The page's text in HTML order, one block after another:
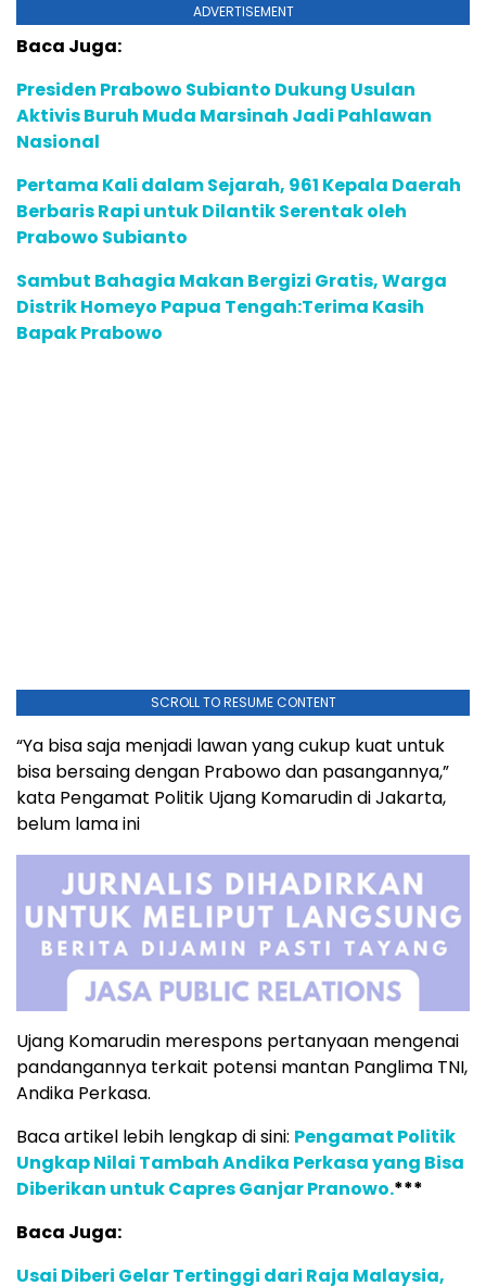
ADVERTISEMENT
Baca Juga:
Presiden Prabowo Subianto Dukung Usulan
Aktivis Buruh Muda Marsinah Jadi Pahlawan
Nasional
Pertama Kali dalam Sejarah, 961 Kepala Daerah
Berbaris Rapi untuk Dilantik Serentak oleh
Prabowo Subianto
Sambut Bahagia Makan Bergizi Gratis, Warga
Distrik Homeyo Papua Tengah:Terima Kasih
Bapak Prabowo
SCROLL TO RESUME CONTENT
“Ya bisa saja menjadi lawan yang cukup kuat untuk
bisa bersaing dengan Prabowo dan pasangannya,”
kata Pengamat Politik Ujang Komarudin di Jakarta,
belum lama ini
Ujang Komarudin merespons pertanyaan mengenai
pandangannya terkait potensi mantan Panglima TNI,
Andika Perkasa.
Baca artikel lebih lengkap di sini: Pengamat Politik
Ungkap Nilai Tambah Andika Perkasa yang Bisa
Diberikan untuk Capres Ganjar Pranowo.***
Baca Juga:
Usai Diberi Gelar Tertinggi dari Raja Malaysia,